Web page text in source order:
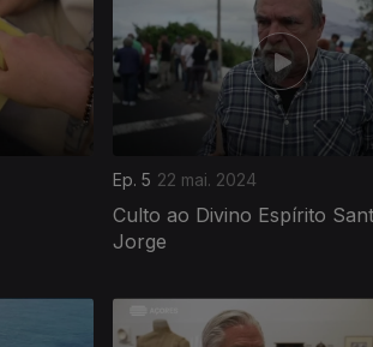
Ep. 5 22 mai. 2024
Culto ao Divino Espírito
Jorge